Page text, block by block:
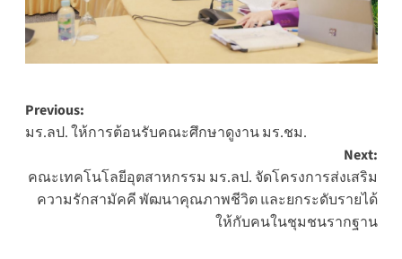
Post
navigation
Previous:
มร.ลป. ให้การต้อนรับคณะศึกษาดูงาน มร.ชม.
Next:
คณะเทคโนโลยีอุตสาหกรรม มร.ลป. จัดโครงการส่งเสริม
ความรักสามัคคี พัฒนาคุณภาพชีวิต และยกระดับรายได้
ให้กับคนในชุมชนรากฐาน